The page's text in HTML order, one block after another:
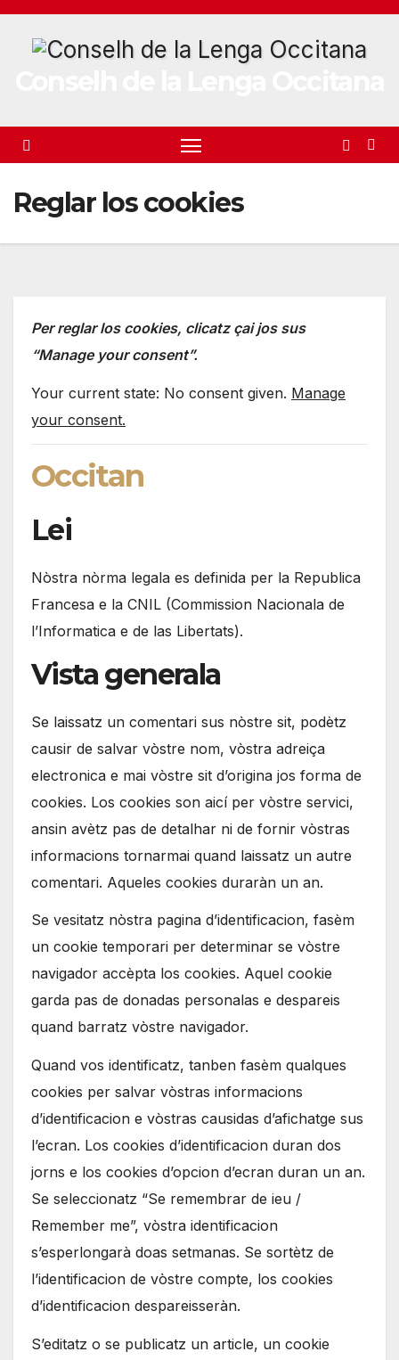
Skip
Reglar los cookies
Per reglar los cookies, clicatz çai jos sus
“Manage your consent”.
Your current state: No consent given. Manage
your consent.
Occitan
Lei
Nòstra nòrma legala es definida per la Republica
Francesa e la CNIL (Commission Nacionala de
l’Informatica e de las Libertats).
Vista generala
Se laissatz un comentari sus nòstre sit, podètz
causir de salvar vòstre nom, vòstra adreiça
electronica e mai vòstre sit d’origina jos forma de
cookies. Los cookies son aicí per vòstre servici,
ansin avètz pas de detalhar ni de fornir vòstras
informacions tornarmai quand laissatz un autre
comentari. Aqueles cookies duraràn un an.
Se vesitatz nòstra pagina d’identificacion, fasèm
un cookie temporari per determinar se vòstre
navigador accèpta los cookies. Aquel cookie
garda pas de donadas personalas e despareis
quand barratz vòstre navigador.
Quand vos identificatz, tanben fasèm qualques
cookies per salvar vòstras informacions
d’identificacion e vòstras causidas d’afichatge sus
l’ecran. Los cookies d’identificacion duran dos
jorns e los cookies d’opcion d’ecran duran un an.
Se seleccionatz “Se remembrar de ieu /
Remember me”, vòstra identificacion
s’esperlongarà doas setmanas. Se sortètz de
l’identificacion de vòstre compte, los cookies
d’identificacion despareisseràn.
S’editatz o se publicatz un article, un cookie